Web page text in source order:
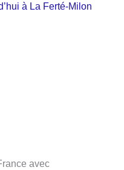
à La Ferté-Milon
avec